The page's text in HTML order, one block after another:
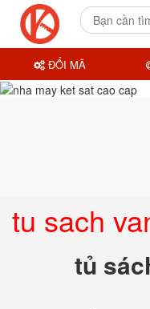
tu sach
tủ
ĐỔI MÃ